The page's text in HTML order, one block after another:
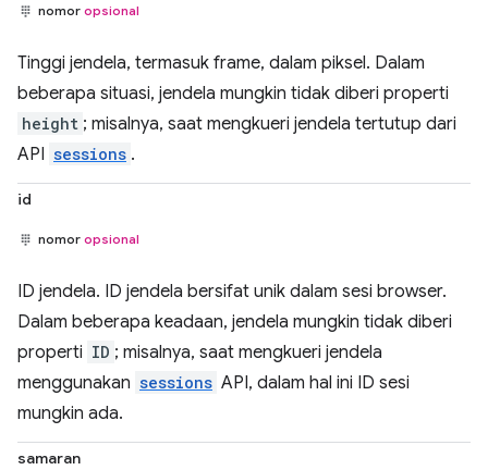
nomor opsional
Tinggi jendela, termasuk frame, dalam piksel. Dalam
beberapa situasi, jendela mungkin tidak diberi properti
height ; misalnya, saat mengkueri jendela tertutup dari
API sessions .
id
nomor opsional
ID jendela. ID jendela bersifat unik dalam sesi browser.
Dalam beberapa keadaan, jendela mungkin tidak diberi
properti ID ; misalnya, saat mengkueri jendela
menggunakan sessions API, dalam hal ini ID sesi
mungkin ada.
samaran